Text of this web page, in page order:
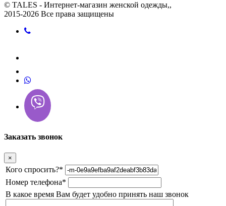
© TALES - Интернет-магазин женской одежды,,
2015-2026 Все права защищены
Заказать звонок
×
Кого спросить?*
Номер телефона*
В какое время Вам будет удобно принять наш звонок